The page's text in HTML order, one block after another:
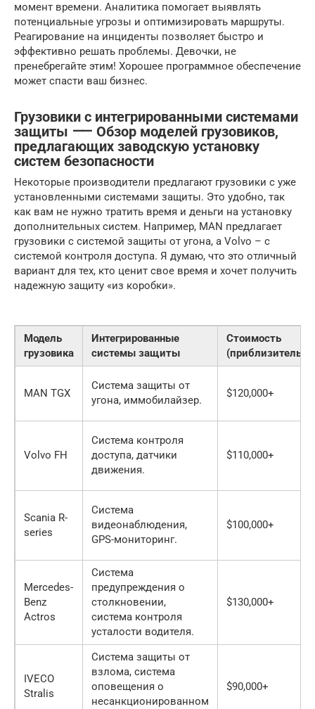
момент времени. Аналитика помогает выявлять
потенциальные угрозы и оптимизировать маршруты.
Реагирование на инциденты позволяет быстро и
эффективно решать проблемы. Девочки, не
пренебрегайте этим! Хорошее программное обеспечение
может спасти ваш бизнес.
Грузовики с интегрированными системами
защиты ⸺ Обзор моделей грузовиков,
предлагающих заводскую установку
систем безопасности
Некоторые производители предлагают грузовики с уже
установленными системами защиты. Это удобно, так
как вам не нужно тратить время и деньги на установку
дополнительных систем. Например, MAN предлагает
грузовики с системой защиты от угона, а Volvo – с
системой контроля доступа. Я думаю, что это отличный
вариант для тех, кто ценит свое время и хочет получить
надежную защиту «из коробки».
Модель
грузовика
Интегрированные
системы защиты
Стоимость
MAN TGX
Система защиты от
угона, иммобилайзер.
$120,000+
Volvo FH
Система контроля
доступа, датчики
движения.
$110,000+
Scania R-
series
Система
видеонаблюдения,
GPS-мониторинг.
$100,000+
Mercedes-
Benz
Actros
Система
предупреждения о
столкновении,
система контроля
усталости водителя.
$130,000+
IVECO
Stralis
Система защиты от
взлома, система
оповещения о
несанкционированном
$90,000+